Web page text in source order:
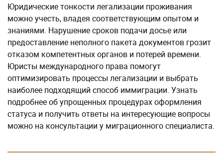
Юридические тонкости легализации проживания
можно учесть, владея соответствующим опытом и
знаниями. Нарушение сроков подачи досье или
предоставление неполного пакета документов грозит
отказом компетентных органов и потерей времени.
Юристы международного права помогут
оптимизировать процессы легализации и выбрать
наиболее подходящий способ иммиграции. Узнать
подробнее об упрощенных процедурах оформления
статуса и получить ответы на интересующие вопросы
можно на консультации у миграционного специалиста.